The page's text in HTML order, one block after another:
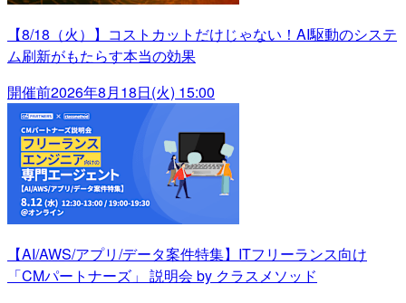
【8/18（火）】コストカットだけじゃない！AI駆動のシステ
ム刷新がもたらす本当の効果
開催前2026年8月18日(火) 15:00
【AI/AWS/アプリ/データ案件特集】ITフリーランス向け
「CMパートナーズ」 説明会 by クラスメソッド